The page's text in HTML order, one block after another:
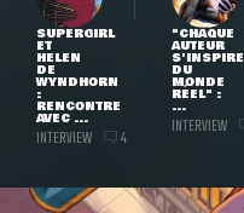
SUPERGIRL
ET
HELEN
DE
WYNDHORN
:
RENCONTRE
AVEC ...
INTERVIEW 4
"CHAQUE
AUTEUR
S'INSPIRE
DU
MONDE
RÉEL" :
...
INTERVIEW